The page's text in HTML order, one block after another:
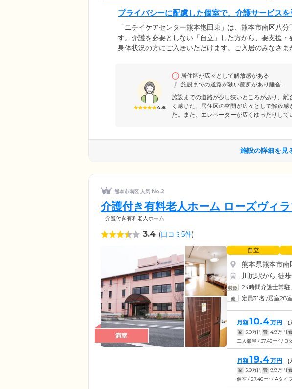
プライバシーに配慮した個室で、介護サービス
「ニチイケアセンター熊本飽田東」は、熊本市南区八
す。介護を必要としない「自立」した方から、要支援
身体状況の方にご入居いただけます。ご入居のみなさ
しいただけます。また、建物内は完全バリアフリー設
で、足腰の弱い方もご安心ください。
4.6
居住区が広々として解放感がある
施設までの道路が狭い箇所があり離合...
施設までの道路が少し狭いところがあり、
く感じた。居住区の空間が広々として解放
た。また、エレベーターが広くゆったりして
施設の詳細を見
熊本市南区 人気 No.2
介護付き有料老人ホーム ローズヴィ
介護付き有料老人ホーム
3.4 (口コミ5件)
満室
自立
熊本県熊本市南
川尻駅から 徒
24時間介護士常駐
定員31名 /居室28
月額10.4 万円 (
家 3.0万円 管 4.9万円
二人部屋 / 37.46m2 / B
月額19.4 万円 (
家 5.0万円 管 9.9万円
個室 / 27.46m2 / Aタイ